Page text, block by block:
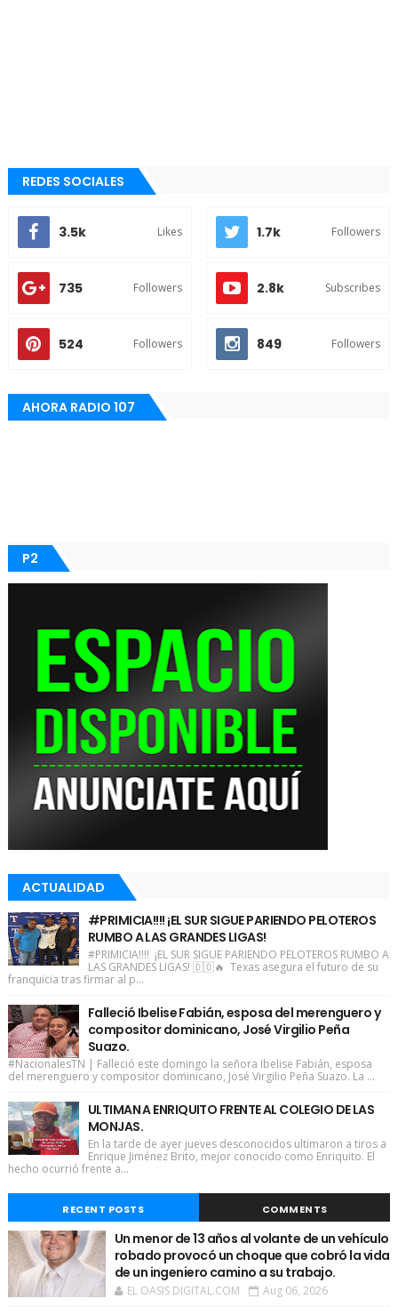
REDES SOCIALES
3.5k Likes 1.7k Followers
735 Followers 2.8k Subscribes
524 Followers 849 Followers
AHORA RADIO 107
P2
ACTUALIDAD
#PRIMICIA!!!! ¡EL SUR SIGUE PARIENDO PELOTEROS
RUMBO A LAS GRANDES LIGAS!
#PRIMICIA!!!! ¡EL SUR SIGUE PARIENDO PELOTEROS RUMBO A
LAS GRANDES LIGAS! 🇩🇴🔥 Texas asegura el futuro de su
franquicia tras firmar al p...
Falleció Ibelise Fabián, esposa del merenguero y
compositor dominicano, José Virgilio Peña
Suazo.
#NacionalesTN | Falleció este domingo la señora Ibelise Fabián, esposa
del merenguero y compositor dominicano, José Virgilio Peña Suazo. La ...
ULTIMAN A ENRIQUITO FRENTE AL COLEGIO DE LAS
MONJAS.
En la tarde de ayer jueves desconocidos ultimaron a tiros a
Enrique Jiménez Brito, mejor conocido como Enriquito. El
hecho ocurrió frente a...
RECENT POSTS COMMENTS
Un menor de 13 años al volante de un vehículo
robado provocó un choque que cobró la vida
de un ingeniero camino a su trabajo.
EL OASIS DIGITAL.COM Aug 06, 2026